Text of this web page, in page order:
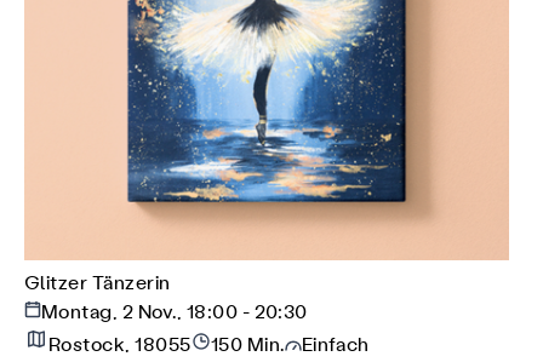
Glitzer Tänzerin
Montag, 2 Nov., 18:00 - 20:30
Rostock, 18055
150 Min.
Einfach